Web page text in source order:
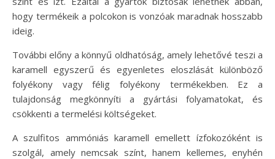
hogy termékeik a polcokon is vonzóak maradnak hosszabb
ideig.
További előny a könnyű oldhatóság, amely lehetővé teszi a
karamell egyszerű és egyenletes eloszlását különböző
folyékony vagy félig folyékony termékekben. Ez a
tulajdonság megkönnyíti a gyártási folyamatokat, és
csökkenti a termelési költségeket.
A szulfitos ammóniás karamell emellett ízfokozóként is
szolgál, amely nemcsak színt, hanem kellemes, enyhén